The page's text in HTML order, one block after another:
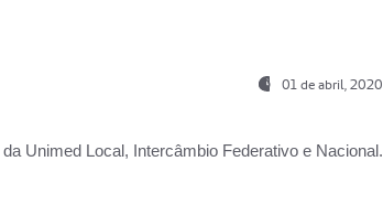
01 de abril, 2020
da Unimed Local, Intercâmbio Federativo e Nacional.